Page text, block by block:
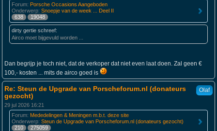
Forum: Porsche Occasions Aangeboden
Onderwerp: Snoepje van de week ... Deel II
638
19048
dirty gertie schreef:
Airco moet bijgevuld worden ...
Dan begrijp je toch niet, dat de verkoper dat niet even laat doen. Zal geen €
100,- kosten ... mits de airco goed is
Olaf
Re: Steun de Upgrade van Porscheforum.nl (donateurs
gezocht)
29 jul 2026 16:21
Forum: Mededelingen & Meningen m.b.t. deze site
Onderwerp: Steun de Upgrade van Porscheforum.nl (donateurs gezocht)
210
275059